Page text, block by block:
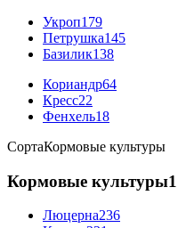
Укроп179
Петрушка145
Базилик138
Кориандр64
Кресс22
Фенхель18
СортаКормовые культуры
Кормовые культуры
Люцерна236